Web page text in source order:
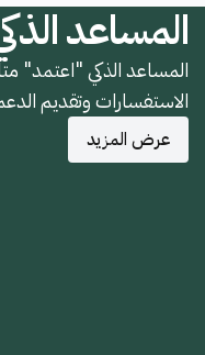
المساعد
المساعد الذكي "اعتمد"
الاستفسارات وتقديم
عرض المزيد